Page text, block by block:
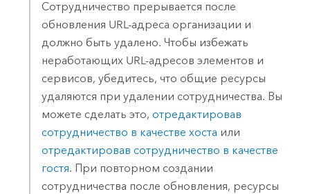
Сотрудничество прерывается после
обновления URL-адреса организации и
должно быть удалено. Чтобы избежать
неработающих URL-адресов элементов и
сервисов, убедитесь, что общие ресурсы
удаляются при удалении сотрудничества. Вы
можете сделать это, отредактировав
сотрудничество в качестве хоста или
отредактировав сотрудничество в качестве
гостя. При повторном создании
сотрудничества после обновления, ресурсы